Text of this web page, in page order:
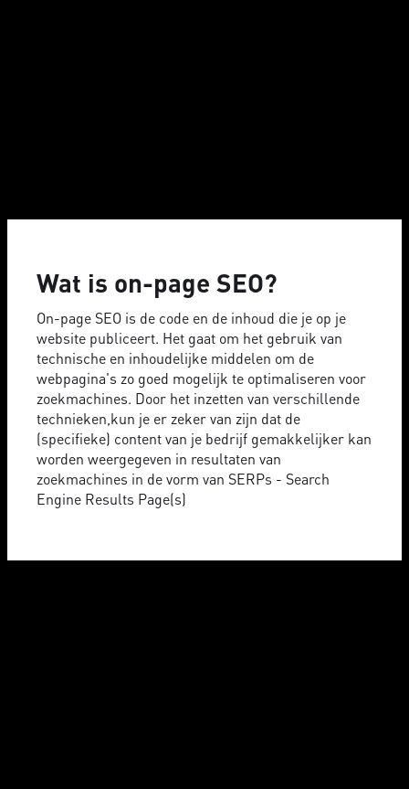
Wat is on-page SEO?
On-page SEO is de code en de inhoud die je op je
website publiceert. Het gaat om het gebruik van
technische en inhoudelijke middelen om de
webpagina's zo goed mogelijk te optimaliseren voor
zoekmachines. Door het inzetten van verschillende
technieken,kun je er zeker van zijn dat de
(specifieke) content van je bedrijf gemakkelijker kan
worden weergegeven in resultaten van
zoekmachines in de vorm van SERPs - Search
Engine Results Page(s)